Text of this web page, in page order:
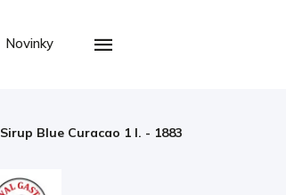
Novinky
Sirup Blue Curacao 1 l. - 1883